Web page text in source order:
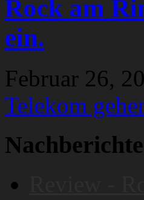
Rock am
ein.
Februar 26,
Telekom
Nachberichte